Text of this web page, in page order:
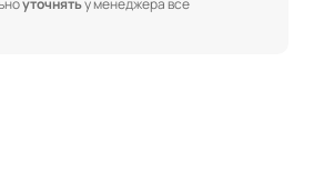
уточнятьу менеджера все